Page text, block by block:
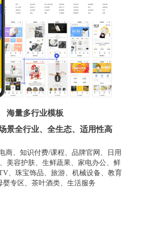
海量多行业模板
景全行业、全生态、适用性高
商、知识付费/课程、品牌官网、日用
美容护肤、生鲜蔬果、家电办公、鲜
、珠宝饰品、旅游、机械设备、教育
婴专区、茶叶酒类、生活服务